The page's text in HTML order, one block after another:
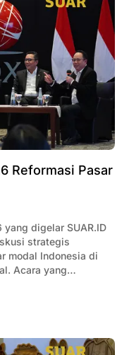
Reformasi Pasar
yang digelar SUAR.ID
strategis
modal Indonesia di
Acara yang
tokoh penting dari